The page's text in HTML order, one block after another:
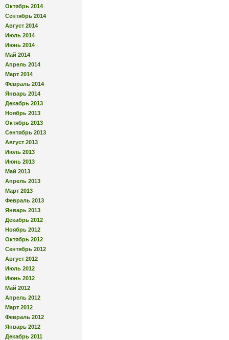
Октябрь 2014
Сентябрь 2014
Август 2014
Июль 2014
Июнь 2014
Май 2014
Апрель 2014
Март 2014
Февраль 2014
Январь 2014
Декабрь 2013
Ноябрь 2013
Октябрь 2013
Сентябрь 2013
Август 2013
Июль 2013
Июнь 2013
Май 2013
Апрель 2013
Март 2013
Февраль 2013
Январь 2013
Декабрь 2012
Ноябрь 2012
Октябрь 2012
Сентябрь 2012
Август 2012
Июль 2012
Июнь 2012
Май 2012
Апрель 2012
Март 2012
Февраль 2012
Январь 2012
Декабрь 2011